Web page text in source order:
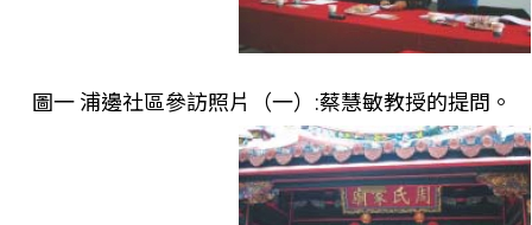
圖一 浦邊社區參訪照片（一）:蔡慧敏教授的提問。